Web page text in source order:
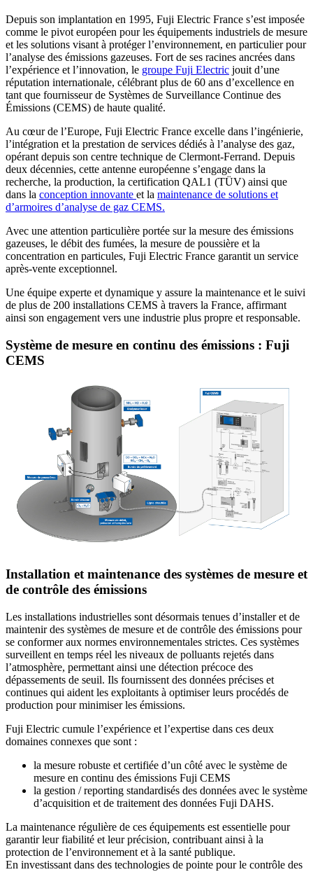
Depuis son implantation en 1995, Fuji Electric France s’est imposée
comme le pivot européen pour les équipements industriels de mesure
et les solutions visant à protéger l’environnement, en particulier pour
l’analyse des émissions gazeuses. Fort de ses racines ancrées dans
l’expérience et l’innovation, le groupe Fuji Electric jouit d’une
réputation internationale, célébrant plus de 60 ans d’excellence en
tant que fournisseur de Systèmes de Surveillance Continue des
Émissions (CEMS) de haute qualité.
Au cœur de l’Europe, Fuji Electric France excelle dans l’ingénierie,
l’intégration et la prestation de services dédiés à l’analyse des gaz,
opérant depuis son centre technique de Clermont-Ferrand. Depuis
deux décennies, cette antenne européenne s’engage dans la
recherche, la production, la certification QAL1 (TÜV) ainsi que
dans la conception innovante et la maintenance de solutions et
d’armoires d’analyse de gaz CEMS.
Avec une attention particulière portée sur la mesure des émissions
gazeuses, le débit des fumées, la mesure de poussière et la
concentration en particules, Fuji Electric France garantit un service
après-vente exceptionnel.
Une équipe experte et dynamique y assure la maintenance et le suivi
de plus de 200 installations CEMS à travers la France, affirmant
ainsi son engagement vers une industrie plus propre et responsable.
Système de mesure en continu des émissions : Fuji
CEMS
Installation et maintenance des systèmes de mesure et
de contrôle des émissions
Les installations industrielles sont désormais tenues d’installer et de
maintenir des systèmes de mesure et de contrôle des émissions pour
se conformer aux normes environnementales strictes. Ces systèmes
surveillent en temps réel les niveaux de polluants rejetés dans
l’atmosphère, permettant ainsi une détection précoce des
dépassements de seuil. Ils fournissent des données précises et
continues qui aident les exploitants à optimiser leurs procédés de
production pour minimiser les émissions.
Fuji Electric cumule l’expérience et l’expertise dans ces deux
domaines connexes que sont :
la mesure robuste et certifiée d’un côté avec le système de
mesure en continu des émissions Fuji CEMS
la gestion / reporting standardisés des données avec le système
d’acquisition et de traitement des données Fuji DAHS.
La maintenance régulière de ces équipements est essentielle pour
garantir leur fiabilité et leur précision, contribuant ainsi à la
protection de l’environnement et à la santé publique.
En investissant dans des technologies de pointe pour le contrôle des